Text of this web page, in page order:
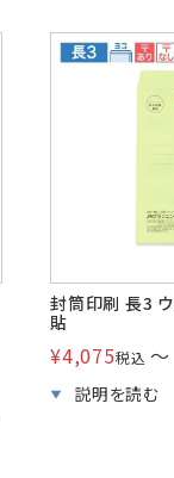
封筒印刷 長3
貼
¥4,075税込 〜